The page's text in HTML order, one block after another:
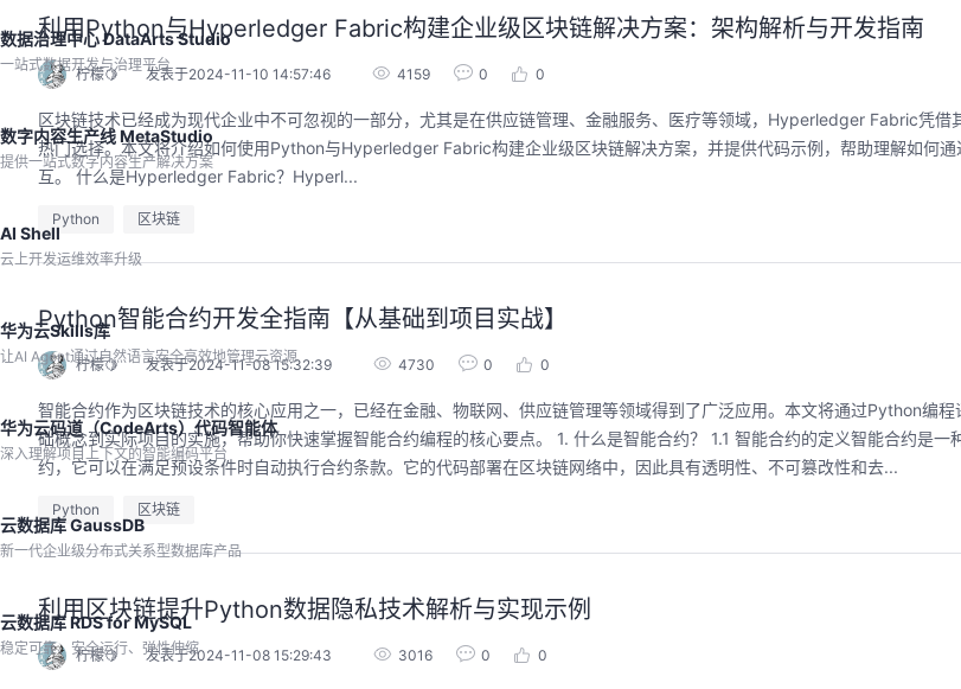
数据治理中心 DataArts Studio
一站式数据开发与治理平台
数字内容生产线 MetaStudio
提供一站式数字内容生产解决方案
AI Shell
云上开发运维效率升级
华为云Skills库
让AI Agent通过自然语言安全高效地管理云资源
华为云码道（CodeArts）代码智能体
深入理解项目上下文的智能编码平台
云数据库 GaussDB
新一代企业级分布式关系型数据库产品
云数据库 RDS for MySQL
稳定可靠、安全运行、弹性伸缩
利用Python与Hyperledger Fabric构建企业级区块链解决方案：架构解析与开发指南
柠檬🍋 发表于2024-11-10 14:57:46 4159 0 0
区块链技术已经成为现代企业中不可忽视的一部分，尤其是在供应链管理、金融服务、医疗等领域，Hyperledger Fabric凭借
热门选择。本文将介绍如何使用Python与Hyperledger Fabric构建企业级区块链解决方案，并提供代码示例，帮助理解如何
互。 什么是Hyperledger Fabric？Hyperl...
Python 区块链
Python智能合约开发全指南【从基础到项目实战】
柠檬🍋 发表于2024-11-08 15:32:39 4730 0 0
智能合约作为区块链技术的核心应用之一，已经在金融、物联网、供应链管理等领域得到了广泛应用。本文将通过Python编
础概念到实际项目的实施，帮助你快速掌握智能合约编程的核心要点。 1. 什么是智能合约？ 1.1 智能合约的定义智能合约是一
约，它可以在满足预设条件时自动执行合约条款。它的代码部署在区块链网络中，因此具有透明性、不可篡改性和去...
Python 区块链
利用区块链提升Python数据隐私技术解析与实现示例
柠檬🍋 发表于2024-11-08 15:29:43 3016 0 0
20:00
者运营负责人
、有产出、能带走、可炫
智能开发全链路实战
2026/07/22 周三 19:00-21:00
王一男-华为云码道产品规划专家；李炎-华为云码道产品专家；姜浩-华为云HCDG核心组成员
kill市场安装专家技能，带你零距离体验从需
求，开发，审查，重构全链路闭环的开发过
程。从零构建并交付一个完整项目，让您体验
从代码提交到服务上线的“极速”之旅。
2026/07/23 周四 15:00-17:00
张豪杰/程文/王军/刘新春/黄钦开 /张晓天
本体R2C小时级接入、环境重建与轨迹生成仿
真数据生产、PB级数据管理、数据评测、模型
训推、强化学习和Benchmark一键评测等功
程，只教
耀 · 每课